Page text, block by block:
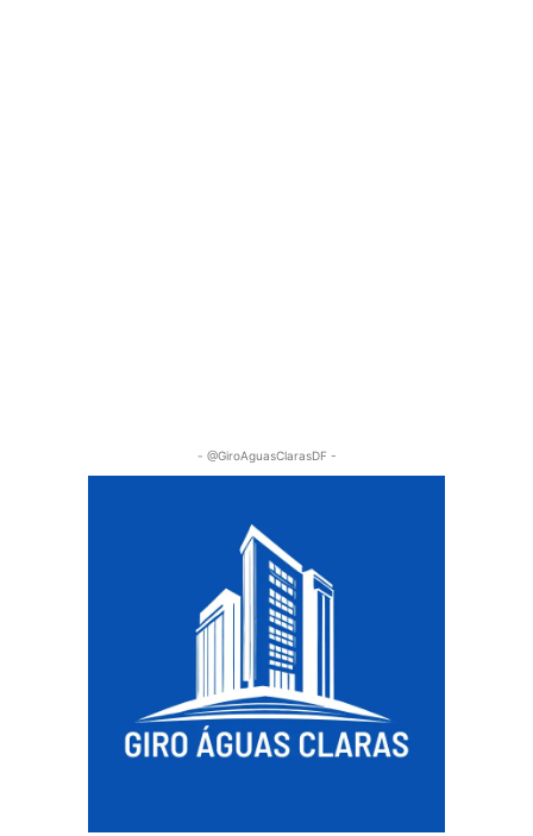
- @GiroAguasClarasDF -